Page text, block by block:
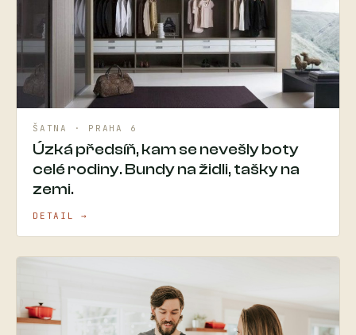
ŠATNA · PRAHA 6
Úzká předsíň, kam se nevešly boty
celé rodiny. Bundy na židli, tašky na
zemi.
DETAIL →